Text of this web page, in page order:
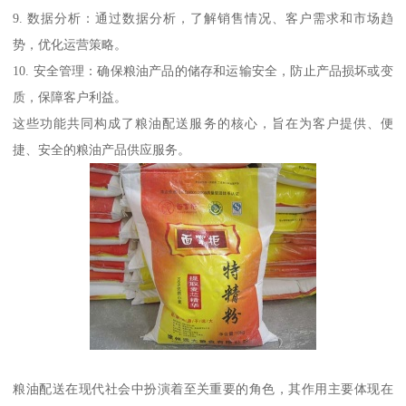
9. 数据分析：通过数据分析，了解销售情况、客户需求和市场趋
势，优化运营策略。
10. 安全管理：确保粮油产品的储存和运输安全，防止产品损坏或变
质，保障客户利益。
这些功能共同构成了粮油配送服务的核心，旨在为客户提供、便
捷、安全的粮油产品供应服务。
粮油配送在现代社会中扮演着至关重要的角色，其作用主要体现在